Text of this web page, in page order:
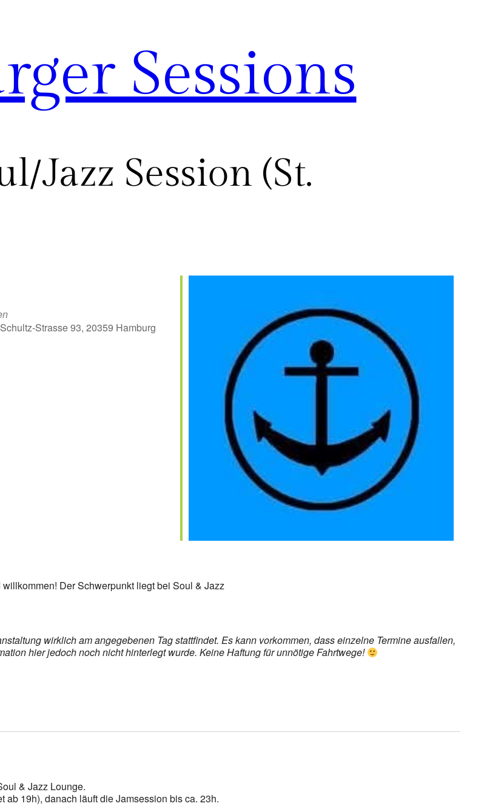
Sessions
Jazz Session (St.
Office 365 Outlook Live
Strasse 93, 20359 Hamburg
Der Schwerpunkt liegt bei Soul & Jazz
wirklich am angegebenen Tag stattfindet. Es kann vorkommen, dass einzelne Termine ausfallen,
hier jedoch noch nicht hinterlegt wurde. Keine Haftung für unnötige Fahrtwege!
& Jazz Lounge.
19h), danach läuft die Jamsession bis ca. 23h.